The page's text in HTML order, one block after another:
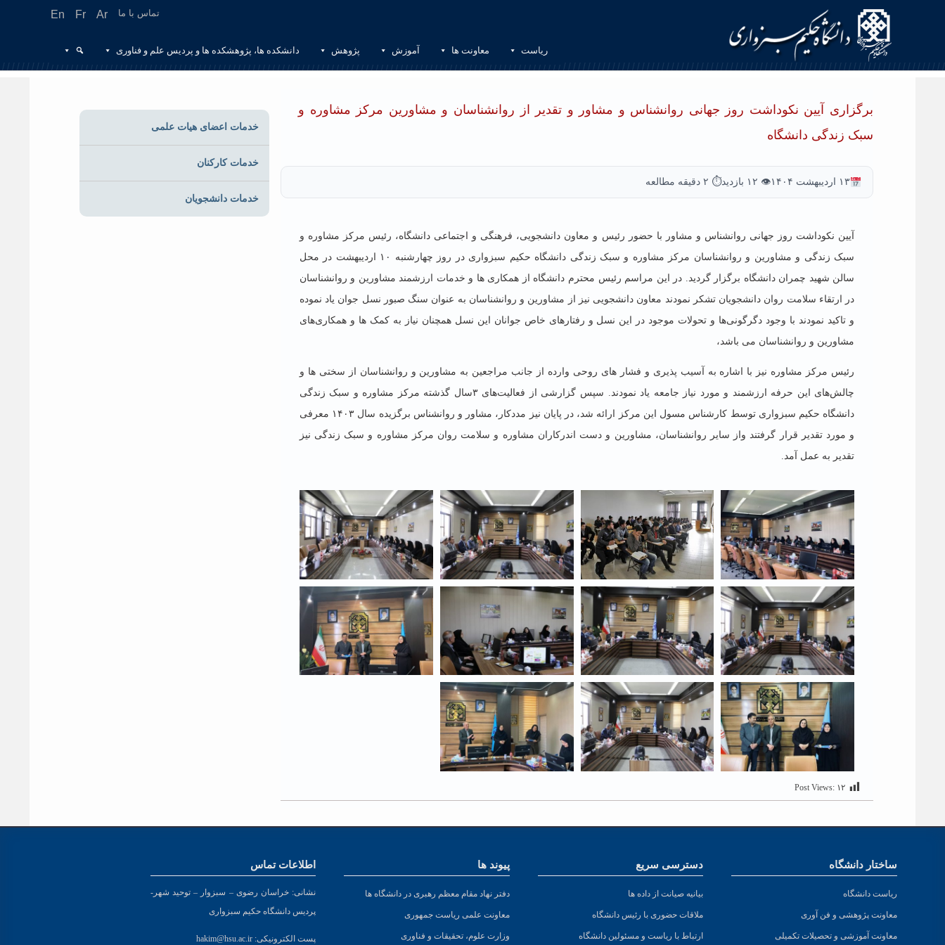
En Fr Ar تماس با ما
ریاست معاونت ها آموزش پژوهش دانشکده ها، پژوهشکده ها و پردیس علم و فناوری
برگزاری آیین نکوداشت روز جهانی روانشناس و مشاور و تقدیر از روانشناسان و مشاورین مرکز مشاوره و
سبک زندگی دانشگاه
۱۳ اردیبهشت ۱۴۰۴ 👁 ۱۲ بازدید ⏱ ۲ دقیقه مطالعه
آیین نکوداشت روز جهانی روانشناس و مشاور با حضور رئیس و معاون دانشجویی، فرهنگی و اجتماعی دانشگاه، رئیس مرکز مشاوره و
سبک زندگی و مشاورین و روانشناسان مرکز مشاوره و سبک زندگی دانشگاه حکیم سبزواری در روز چهارشنبه ۱۰ اردیبهشت در محل
سالن شهید چمران دانشگاه برگزار گردید. در این مراسم رئیس محترم دانشگاه از همکاری‌ ها و خدمات ارزشمند مشاورین و روانشناسان
در ارتقاء سلامت روان دانشجویان تشکر نمودند معاون دانشجویی نیز از مشاورین و روانشناسان به عنوان سنگ صبور نسل جوان یاد نموده
و تاکید نمودند با وجود دگرگونی‌ها و تحولات موجود در این نسل و رفتارهای خاص جوانان این نسل همچنان نیاز به کمک ها و همکاری‌های
مشاورین و روانشناسان می باشد،
رئیس مرکز مشاوره نیز با اشاره به آسیب پذیری و فشار های روحی وارده از جانب مراجعین به مشاورین و روانشناسان از سختی ها و
چالش‌های این حرفه ارزشمند و مورد نیاز جامعه یاد نمودند. سپس گزارشی از فعالیت‌های ۳سال گذشته مرکز مشاوره و سبک زندگی
دانشگاه حکیم سبزواری توسط کارشناس مسول این مرکز ارائه شد، در پایان نیز مددکار، مشاور و روانشناس برگزیده سال ۱۴۰۳ معرفی
و مورد تقدیر قرار گرفتند واز سایر روانشناسان، مشاورین و دست اندرکاران مشاوره و سلامت روان مرکز مشاوره و سبک زندگی نیز
تقدیر به عمل آمد.
Post Views: ۱۲
خدمات اعضای هیات علمی
خدمات کارکنان
خدمات دانشجویان
ساختار دانشگاه
ریاست دانشگاه
معاونت پژوهشی و فن آوری
معاونت آموزشی و تحصیلات تکمیلی
دسترسی سریع
بیانیه صیانت از داده ها
ملاقات حضوری با رئیس دانشگاه
ارتباط با ریاست و مسئولین دانشگاه
پیوند ها
دفتر نهاد مقام معظم رهبری در دانشگاه ها
معاونت علمی ریاست جمهوری
وزارت علوم، تحقیقات و فناوری
اطلاعات تماس
نشانی: خراسان رضوی – سبزوار – توحید شهر-
پردیس دانشگاه حکیم سبزواری
پست الکترونیکی: hakim@hsu.ac.ir